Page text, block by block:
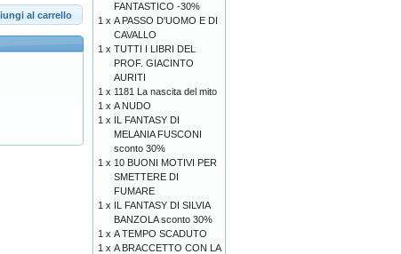
al carrello
FANTASTICO -30%
1 x A PASSO D'UOMO E DI
CAVALLO
1 x TUTTI I LIBRI DEL
PROF. GIACINTO
AURITI
1 x 1181 La nascita del mito
1 x A NUDO
1 x IL FANTASY DI
MELANIA FUSCONI
sconto 30%
1 x 10 BUONI MOTIVI PER
SMETTERE DI
FUMARE
1 x IL FANTASY DI SILVIA
BANZOLA sconto 30%
1 x A TEMPO SCADUTO
1 x A BRACCETTO CON LA